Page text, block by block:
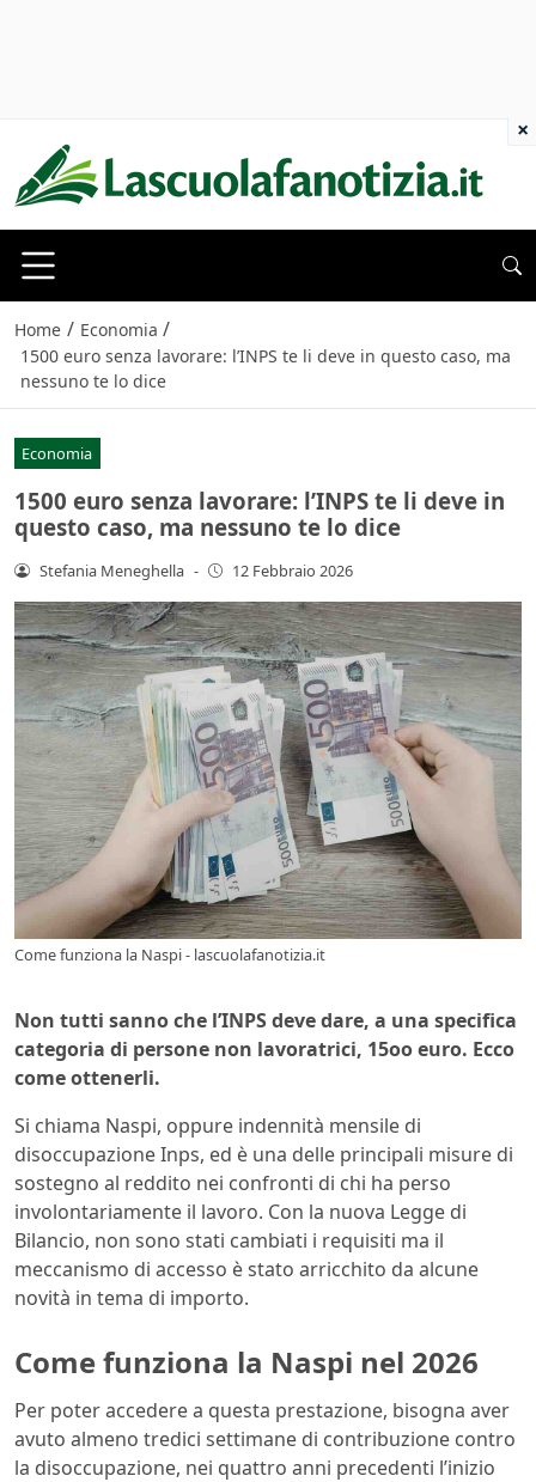
Home / Economia /
1500 euro senza lavorare: l’INPS te li deve in questo caso, ma
nessuno te lo dice
Economia
1500 euro senza lavorare: l’INPS te li deve in
questo caso, ma nessuno te lo dice
Stefania Meneghella - 12 Febbraio 2026
Come funziona la Naspi - lascuolafanotizia.it
Non tutti sanno che l’INPS deve dare, a una specifica
categoria di persone non lavoratrici, 15oo euro. Ecco
come ottenerli.
Si chiama Naspi, oppure indennità mensile di
disoccupazione Inps, ed è una delle principali misure di
sostegno al reddito nei confronti di chi ha perso
involontariamente il lavoro. Con la nuova Legge di
Bilancio, non sono stati cambiati i requisiti ma il
meccanismo di accesso è stato arricchito da alcune
novità in tema di importo.
Come funziona la Naspi nel 2026
Per poter accedere a questa prestazione, bisogna aver
avuto almeno tredici settimane di contribuzione contro
la disoccupazione, nei quattro anni precedenti l’inizio
×